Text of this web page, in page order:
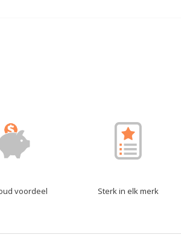
voordeel Sterk in elk merk